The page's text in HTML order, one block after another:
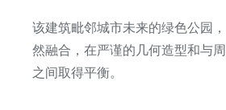
该建筑毗邻城市未来的绿色公园
然融合，在严谨的几何造型和与
之间取得平衡。